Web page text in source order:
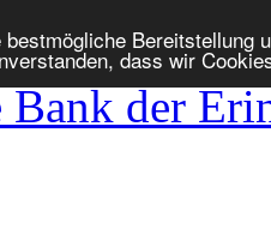
Bereitstellung
dass wir
der